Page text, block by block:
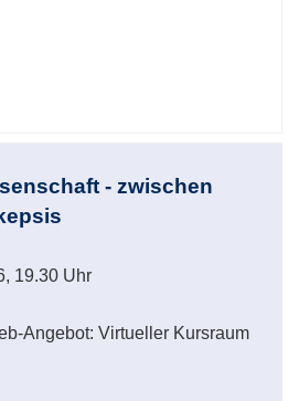
- zwischen
19.30 Uhr
Angebot: Virtueller Kursraum